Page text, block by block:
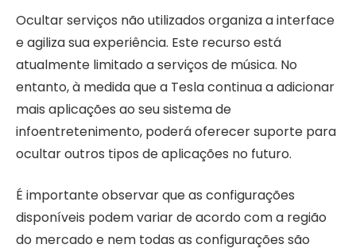
Ocultar serviços não utilizados organiza a interface
e agiliza sua experiência. Este recurso está
atualmente limitado a serviços de música. No
entanto, à medida que a Tesla continua a adicionar
mais aplicações ao seu sistema de
infoentretenimento, poderá oferecer suporte para
ocultar outros tipos de aplicações no futuro.
É importante observar que as configurações
disponíveis podem variar de acordo com a região
do mercado e nem todas as configurações são